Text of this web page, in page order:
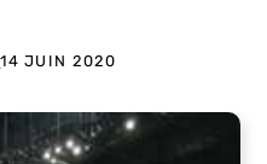
14 JUIN 2020